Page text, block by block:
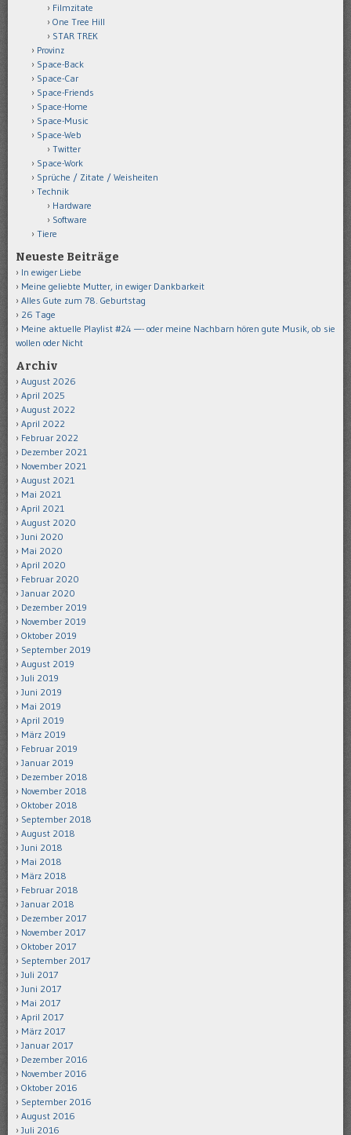
Filmzitate
One Tree Hill
STAR TREK
Provinz
Space-Back
Space-Car
Space-Friends
Space-Home
Space-Music
Space-Web
Twitter
Space-Work
Sprüche / Zitate / Weisheiten
Technik
Hardware
Software
Tiere
Neueste Beiträge
In ewiger Liebe
Meine geliebte Mutter, in ewiger Dankbarkeit
Alles Gute zum 78. Geburtstag
26 Tage
Meine aktuelle Playlist #24 —- oder meine Nachbarn hören gute Musik, ob sie
wollen oder Nicht
Archiv
August 2026
April 2025
August 2022
April 2022
Februar 2022
Dezember 2021
November 2021
August 2021
Mai 2021
April 2021
August 2020
Juni 2020
Mai 2020
April 2020
Februar 2020
Januar 2020
Dezember 2019
November 2019
Oktober 2019
September 2019
August 2019
Juli 2019
Juni 2019
Mai 2019
April 2019
März 2019
Februar 2019
Januar 2019
Dezember 2018
November 2018
Oktober 2018
September 2018
August 2018
Juni 2018
Mai 2018
März 2018
Februar 2018
Januar 2018
Dezember 2017
November 2017
Oktober 2017
September 2017
Juli 2017
Juni 2017
Mai 2017
April 2017
März 2017
Januar 2017
Dezember 2016
November 2016
Oktober 2016
September 2016
August 2016
Juli 2016